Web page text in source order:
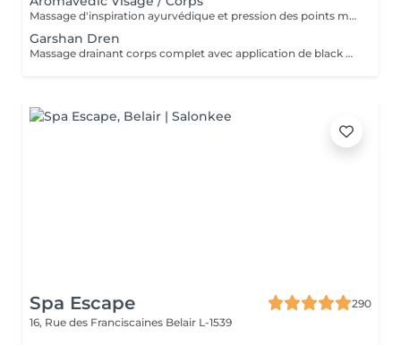
Massage d'inspiration ayurvédique et pression des points marmas selon votre dosha (vata, pitta, kapha), tant avec les couleurs que les parfums et le choix des huiles. Corps, mini soin visage et cuir chevelu. Une tisane vous sera servie après le soin.
Garshan Dren
Massage drainant corps complet avec application de black mud détox. Idéal pour les tempéraments kapha et les personnes ayant de la rétention de liquides ou de la cellulite liée à cela. Effet jambes légères garanti, soin très relaxant. Une boisson Tisama Lakshmi dren vous sera servie après le soin.
Spa Escape
290
16, Rue des Franciscaines Belair L-1539